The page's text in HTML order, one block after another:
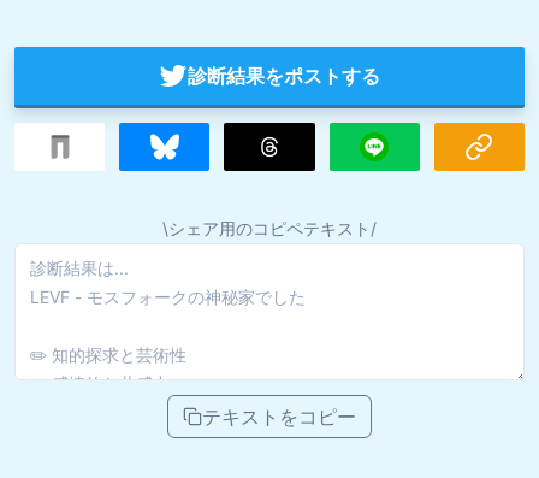
診断結果をポストする
\シェア用のコピペテキスト/
テキストをコピー